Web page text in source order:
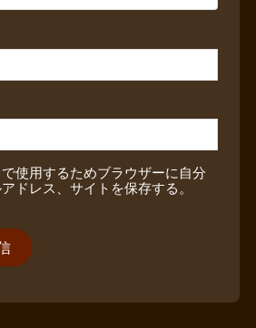
使用するためブラウザーに自分
ドレス、サイトを保存する。